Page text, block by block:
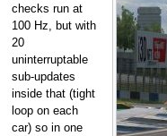
checks run at
100 Hz, but with
20
uninterruptable
sub-updates
inside that (tight
loop on each
car) so in one